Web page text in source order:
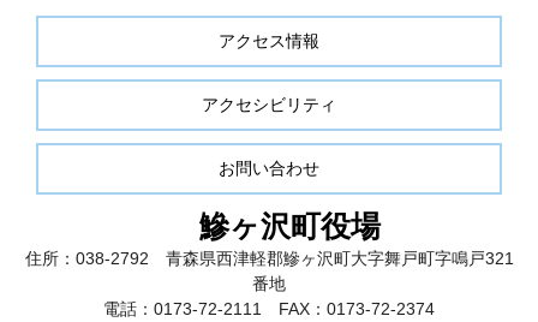
アクセス情報
アクセシビリティ
お問い合わせ
鰺ヶ沢町役場
住所：038-2792 青森県西津軽郡鰺ヶ沢町大字舞戸町字鳴戸321
番地
電話：0173-72-2111 FAX：0173-72-2374